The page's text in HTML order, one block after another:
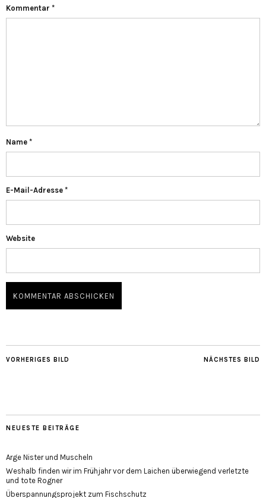
Kommentar *
Name *
E-Mail-Adresse *
Website
NÄCHSTES BILD
VORHERIGES BILD
NEUESTE BEITRÄGE
Arge Nister und Muscheln
Weshalb finden wir im Frühjahr vor dem Laichen überwiegend verletzte
und tote Rogner
Überspannungsprojekt zum Fischschutz